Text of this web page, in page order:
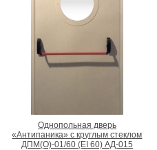
Однопольная дверь
«Антипаника» с круглым стеклом
ДПМ(О)-01/60 (EI 60) АД-015